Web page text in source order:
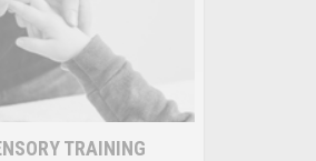
TRAINING